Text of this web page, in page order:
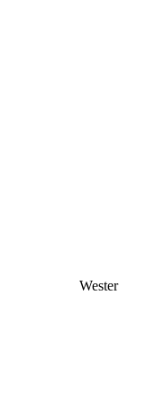
Wester